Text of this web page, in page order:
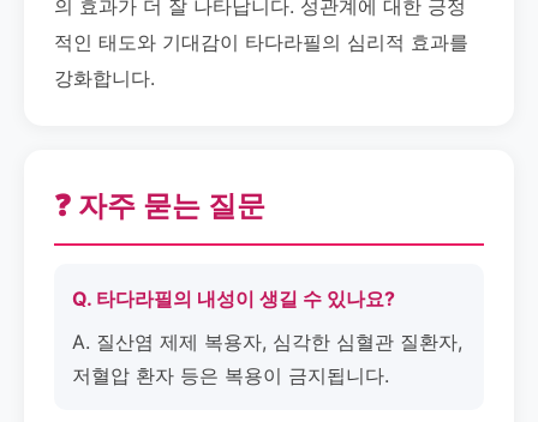
의 효과가 더 잘 나타납니다. 성관계에 대한 긍정
적인 태도와 기대감이 타다라필의 심리적 효과를
강화합니다.
❓ 자주 묻는 질문
Q. 타다라필의 내성이 생길 수 있나요?
A. 질산염 제제 복용자, 심각한 심혈관 질환자,
저혈압 환자 등은 복용이 금지됩니다.